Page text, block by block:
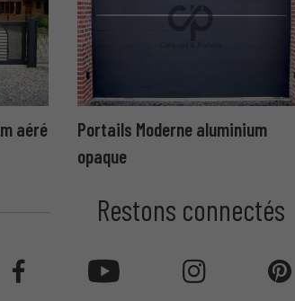
aéré
Portails Moderne aluminium
opaque
Restons connectés